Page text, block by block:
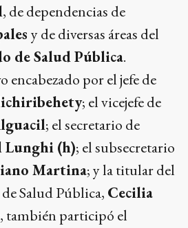
, de dependencias de
y de diversas áreas del
de Salud Pública.
encabezado por el jefe de
; el vicejefe de
; el secretario de
Lunghi (h); el subsecretario
Martina; y la titular del
Salud Pública, Cecilia
también participó el